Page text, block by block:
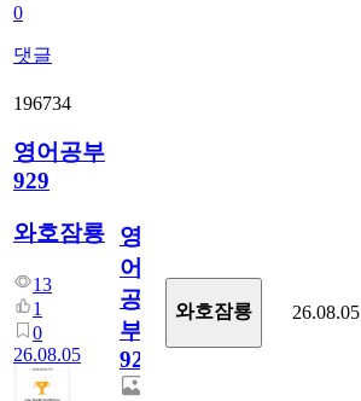
0
댓글
196734
영어공부
929
와호잠룡
13
1
0
26.08.05
영
어
공
부
929
와호잠룡 26.08.05